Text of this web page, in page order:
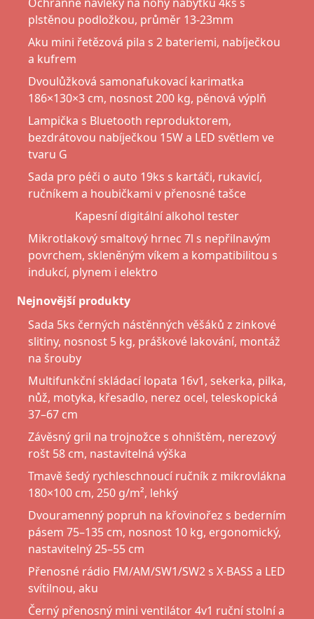
plstěnou podložkou, průměr 13-23mm
Aku mini řetězová pila s 2 bateriemi, nabíječkou
a kufrem
Dvoulůžková samonafukovací karimatka
186×130×3 cm, nosnost 200 kg, pěnová výplň
Lampička s Bluetooth reproduktorem,
bezdrátovou nabíječkou 15W a LED světlem ve
tvaru G
Sada pro péči o auto 19ks s kartáči, rukavicí,
ručníkem a houbičkami v přenosné tašce
Kapesní digitální alkohol tester
Mikrotlakový smaltový hrnec 7l s nepřilnavým
povrchem, skleněným víkem a kompatibilitou s
indukcí, plynem i elektro
Nejnovější produkty
Sada 5ks černých nástěnných věšáků z zinkové
slitiny, nosnost 5 kg, práškové lakování, montáž
na šrouby
Multifunkční skládací lopata 16v1, sekerka, pilka,
nůž, motyka, křesadlo, nerez ocel, teleskopická
37–67 cm
Závěsný gril na trojnožce s ohništěm, nerezový
rošt 58 cm, nastavitelná výška
Tmavě šedý rychleschnoucí ručník z mikrovlákna
180×100 cm, 250 g/m², lehký
Dvouramenný popruh na křovinořez s bederním
pásem 75–135 cm, nosnost 10 kg, ergonomický,
nastavitelný 25–55 cm
Přenosné rádio FM/AM/SW1/SW2 s X-BASS a LED
svítilnou, aku
Černý přenosný mini ventilátor 4v1 ruční stolní a